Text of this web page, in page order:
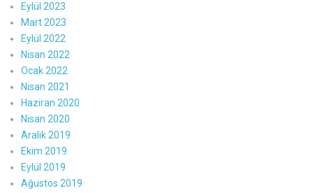
Eylül 2023
Mart 2023
Eylül 2022
Nisan 2022
Ocak 2022
Nisan 2021
Haziran 2020
Nisan 2020
Aralık 2019
Ekim 2019
Eylül 2019
Ağustos 2019